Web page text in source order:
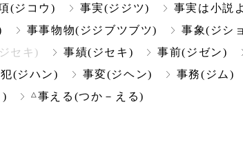
(ジコウ) 事実(ジジツ) 事実は小説
事事物物(ジジブツブツ) 事象(ジシ
セキ) 事績(ジセキ) 事前(ジゼン)
(ジハン) 事変(ジヘン) 事務(ジム)
) △ 事える(つか－える)